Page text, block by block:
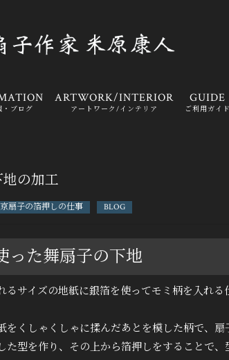
・ブログ
ARTWORK/INTERIOR
アートワーク/インテリア
GUIDE
ご利用ガイド
の加工
京扇子の箔押しの仕事 BLOG
った舞扇子の下地
るサイズの地紙に銀箔を使ってモミ柄を入れる
をくしゃくしゃに揉んだあとを模した柄で、
た型を作り、その上から箔押しをすることで